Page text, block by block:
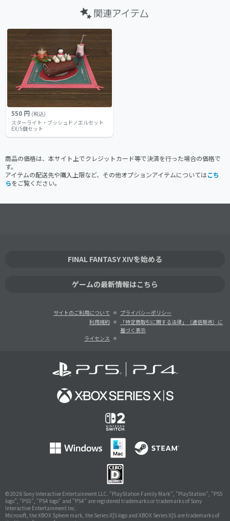
550 円 (税込)
スターライト・ブッシュドノエルセット
EX/5個セット
商品の価格は、本サイト上でクレジットカード等で決済を行った場合の価格で
す。
アイテムの配送先や購入上限など、その他オプションアイテムについてはこち
らをご覧ください。
FINAL FANTASY XIVを始める
ゲームの最新情報はこちら
サイトのご利用について
プライバシーポリシー
利用規約
「特定商取引に関する法律」（通信販売）に
基づく表示
ライセンス
©2026 Sony Interactive Entertainment LLC. "PlayStation Family Mark", "PlayStation", "PS5
logo", "PS5", "PS4 logo" and "PS4" are registered trademarks or trademarks of Sony
Interactive Entertainment Inc.
Microsoft, the XBOX Sphere mark, the Series X|S logo and XBOX Series X|S are trademarks of